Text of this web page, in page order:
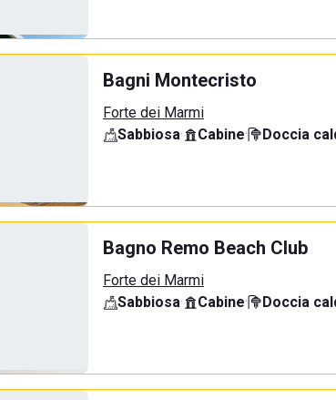
Bagni Montecristo
Forte dei Marmi
Sabbiosa· Cabine· Doccia
Bagno Remo Beach Club
Forte dei Marmi
Sabbiosa· Cabine· Doccia